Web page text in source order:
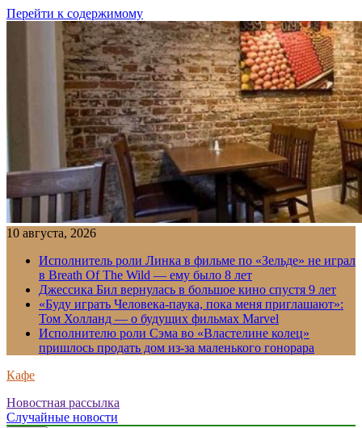
Перейти к содержимому
10 августа, 2026
Исполнитель роли Линка в фильме по «Зельде» не играл
в Breath Of The Wild — ему было 8 лет
Джессика Бил вернулась в большое кино спустя 9 лет
«Буду играть Человека-паука, пока меня приглашают»:
Том Холланд — о будущих фильмах Marvel
Исполнителю роли Сэма во «Властелине колец»
пришлось продать дом из-за маленького гонорара
Кафе
Новостная рассылка
Случайные новости